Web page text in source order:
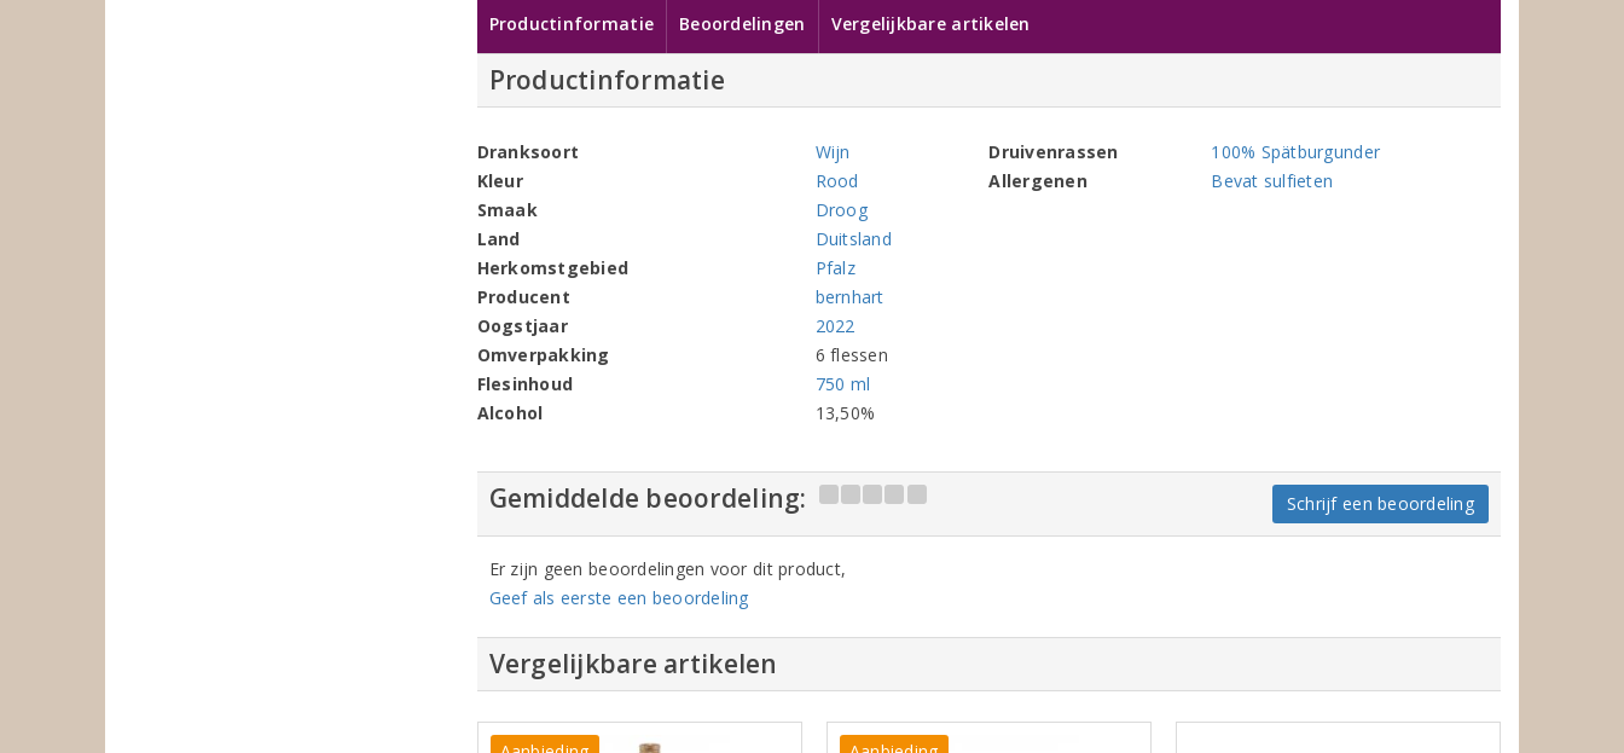
Productinformatie Beoordelingen Vergelijkbare artikelen
Productinformatie
Dranksoort
Wijn
Kleur
Rood
Smaak
Droog
Land
Duitsland
Herkomstgebied
Pfalz
Producent
bernhart
Oogstjaar
2022
Omverpakking
6 flessen
Flesinhoud
750 ml
Alcohol
13,50%
Druivenrassen
100% Spätburgunder
Allergenen
Bevat sulfieten
Gemiddelde beoordeling: Schrijf een beoordeling
Er zijn geen beoordelingen voor dit product,
Geef als eerste een beoordeling
Vergelijkbare artikelen